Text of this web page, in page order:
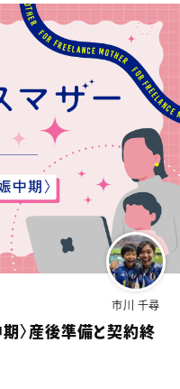
市川 千尋
期〉産後準備と契約終